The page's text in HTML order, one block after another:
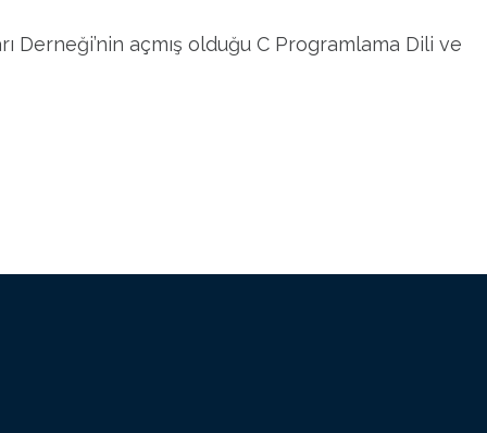
Derneği’nin açmış olduğu C Programlama Dili ve